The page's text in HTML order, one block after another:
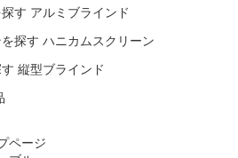
アルミブラインド
ハニカムスクリーン
縦型ブラインド
ページ